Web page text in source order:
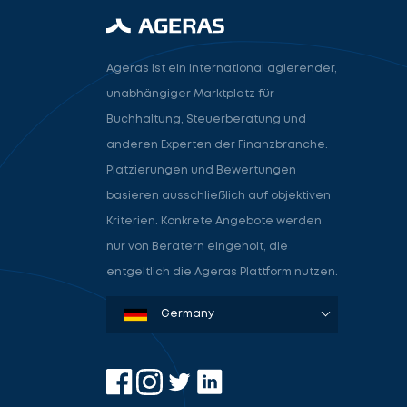
Ageras ist ein international agierender,
unabhängiger Marktplatz für
Buchhaltung, Steuerberatung und
anderen Experten der Finanzbranche.
Platzierungen und Bewertungen
basieren ausschließlich auf objektiven
Kriterien. Konkrete Angebote werden
nur von Beratern eingeholt, die
entgeltlich die Ageras Plattform nutzen.
Denmark
Sweden
Norway
Netherlands
Germany
USA